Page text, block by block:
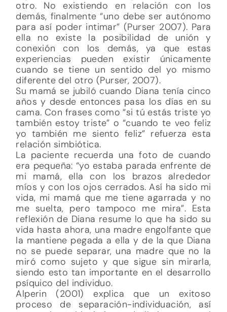
otro. No existiendo en relación con los
demás, finalmente “uno debe ser autónomo
para así poder intimar” (Purser 2007). Para
ella no existe la posibilidad de unión y
conexión con los demás, ya que estas
experiencias pueden existir únicamente
cuando se tiene un sentido del yo mismo
diferente del otro (Purser, 2007).
Su mamá se jubiló cuando Diana tenía cinco
años y desde entonces pasa los días en su
cama. Con frases como “si tú estás triste yo
también estoy triste” o “cuando te veo feliz
yo también me siento feliz” refuerza esta
relación simbiótica.
La paciente recuerda una foto de cuando
era pequeña: “yo estaba parada enfrente de
mi mamá, ella con los brazos alrededor
míos y con los ojos cerrados. Así ha sido mi
vida, mi mamá que me tiene agarrada y no
me suelta, pero tampoco me mira”. Esta
reflexión de Diana resume lo que ha sido su
vida hasta ahora, una madre engolfante que
la mantiene pegada a ella y de la que Diana
no se puede separar, una madre que no la
miró como sujeto y que sigue sin mirarla,
siendo esto tan importante en el desarrollo
psíquico del individuo.
Alperin (2001) explica que un exitoso
proceso de separación-individuación, así